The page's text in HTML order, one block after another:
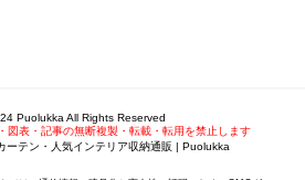
Puolukka All Rights Reserved
図表・記事の無断複製・転載・転用を禁止します
ーテン・人気インテリア収納通販 | Puolukka